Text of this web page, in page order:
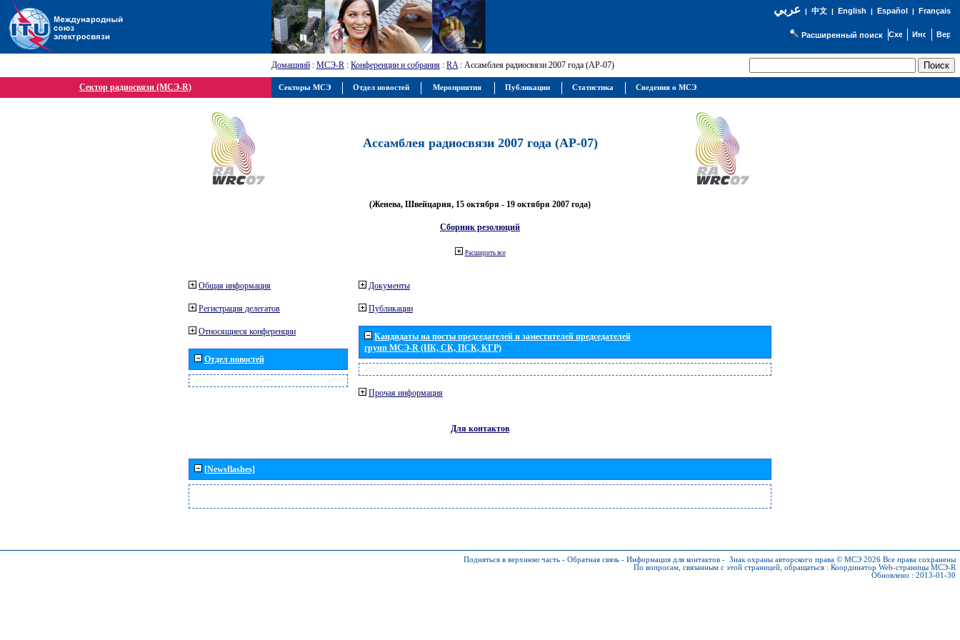
عربي| 中文| English | Español | Français
Расширенный поиск
Домашний : МСЭ-R : Конференции и собрания : RA: Ассамблея радиосвязи 2007 года (АР-07)
Сектор радиосвязи (МСЭ-R)
Ассамблея радиосвязи 2007 года (АР-07)
(Женева, Швейцария, 15 октября - 19 октября 2007 года)
Сборник резолюций
Расширить все
Общая информация
Регистрация делегатов
Относящиеся конференции
Отдел новостей
Документы
Публикации
Кандидаты на посты председателей и заместителей председателей
групп МСЭ-R (ИК, СК, ПСК, КГР)
Прочая информация
Для контактов
[Newsflashes]
Подняться в верхнюю часть - Обратная связь - Информация для контактов - Знак охраны авторского права © МСЭ 2026 Все права сохранены
По вопросам, связанным с этой страницей, обращаться : Координатор Web-страницы МСЭ-R
Обновлено : 2013-01-30
Секторы МСЭ Отдел новостей Мероприятия Публикации Статистика Сведения о МСЭ